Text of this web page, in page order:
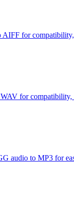
AIFF for
for
audio to MP3 for